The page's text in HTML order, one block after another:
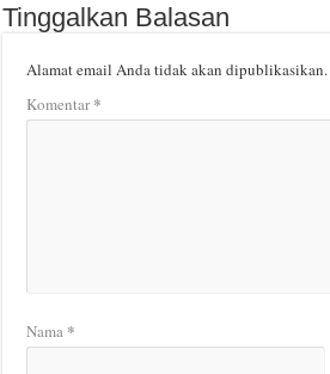
Tinggalkan Balasan
Alamat email Anda tidak akan dipublikasikan.
Komentar*
Nama *